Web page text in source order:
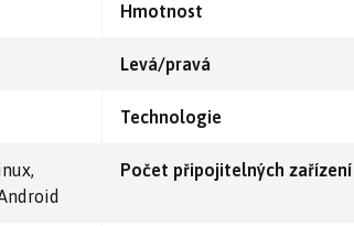
Hmotnost
Levá/pravá
Technologie
Počet připojitelných zařízení